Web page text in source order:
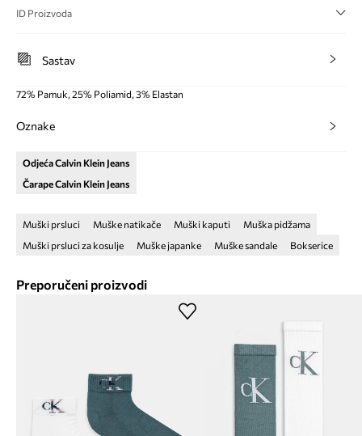
ID Proizvoda
Sastav
72% Pamuk, 25% Poliamid, 3% Elastan
Oznake
Odjeća Calvin Klein Jeans
Čarape Calvin Klein Jeans
Muški prsluci Muške natikače Muški kaputi
Muška pidžama
Muški prsluci za kosulje
Muške japanke Muške sandale Bokserice
Preporučeni proizvodi